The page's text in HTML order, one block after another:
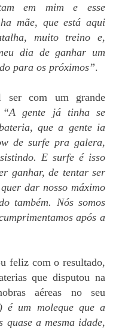
em mim e esse
mãe, que está aqui
muito treino e,
dia de ganhar um
para os próximos”.
ser com um grande
“A gente já tinha se
que a gente ia
de surfe pra galera,
E surfe é isso
ganhar, de tentar ser
dar nosso máximo
também. Nós somos
após a
feliz com o resultado,
que disputou na
aéreas no seu
é um moleque que a
quase a mesma idade,